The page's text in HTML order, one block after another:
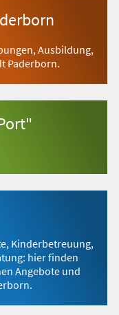
Ausbildung,
Paderborn.
Kinderbetreuung,
hier finden
Angebote und